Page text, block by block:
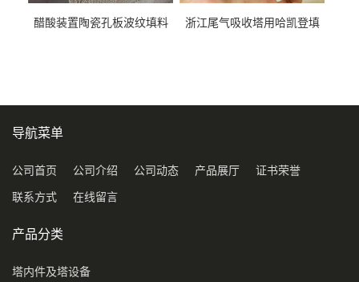
醋酸装置陶瓷孔板波纹填料
浙江尾气吸收塔用哈凯登填
导航菜单
公司首页 公司介绍 公司动态 产品展厅 证书荣誉
联系方式 在线留言
产品分类
塔内件及塔设备